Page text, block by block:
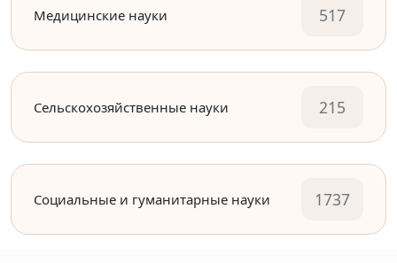
Медицинские науки 517
Сельскохозяйственные науки 215
Социальные и гуманитарные науки 1737